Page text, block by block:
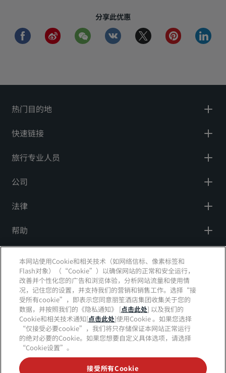
分享此优惠
facebookweibo wechat vkontaktetwitter pinterest
热门目的地
快速链接
旅行专业人员
公司
法律
帮助
社交媒体
丽笙酒店集团品牌
tiktokinstagram
youtubefacebook
whatsapp
pinterest
threadstwitterlinkedin
不再错失我们最受欢迎的酒店优惠
本网站使用Cookie和相关技术（如网络信标、像素标签和
Flash对象）（“Cookie”）以确保网站的正常和安全运行，
改善并个性化您的广告和浏览体验，分析网站流量和使用情
况，记住您的设置，并支持我们的营销和销售工作。选择“接
受所有cookie”，即表示您同意丽笙酒店集团收集关于您的
数据，并按照我们的《隐私通知》 [点击此处] 以及我们的
Cookie和相关技术通知[点击此处]使用Cookie 。如果您选择
“仅接受必要cookie”，我们将只存储保证本网站正常运行
的绝对必要的Cookie。如果您想要自定义具体选项，请选择
“Cookie设置”。
接受所有Cookie